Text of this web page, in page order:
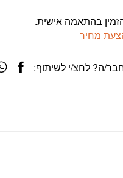
בהתאמה אישית.
מחיר
ה? לחצ/י לשיתוף: